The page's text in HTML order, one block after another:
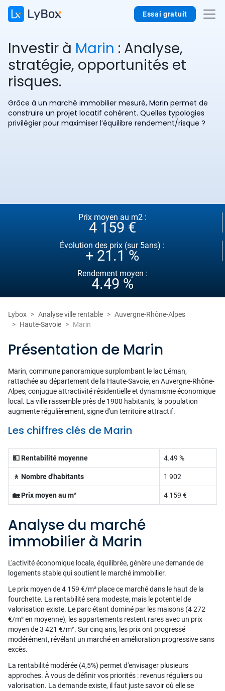
Essai gratuit
Investir à Marin : Analyse,
stratégie, opportunités et
risques.
Grâce à un marché immobilier mesuré, Marin permet de
construire un projet locatif cohérent. Quelles typologies
privilégier pour maximiser l’équilibre rendement/risque ?
Prix moyen au m2 :
4 159 €
Évolution des prix (sur 5ans) :
+ 21.1 %
Rendement moyen :
4.49 %
Lybox Analyse ville rentable
Auvergne-Rhône-Alpes
Haute-Savoie
Marin
Présentation de Marin
Marin, commune panoramique surplombant le lac Léman,
rattachée au département de la Haute-Savoie, en Auvergne-Rhône-
Alpes, conjugue attractivité résidentielle et dynamisme économique
local. La ville rassemble près de 1900 habitants, la population
augmente régulièrement, signe d'un territoire attractif.
Les chiffres clés de Marin
💵 Rentabilité moyenne 4.49 %
🚶 Nombre d'habitants 1 902
🏡 Prix moyen au m² 4 159 €
Analyse du marché
immobilier à Marin
L'activité économique locale, équilibrée, génère une demande de
logements stable qui soutient le marché immobilier.
Le prix moyen de 4 159 €/m² place ce marché dans le haut de la
fourchette. La rentabilité sera modeste, mais le potentiel de
valorisation existe. Le parc étant dominé par les maisons (4 272
€/m² en moyenne), les appartements restent rares avec un prix
moyen de 3 421 €/m². Sur cinq ans, les prix ont progressé
modérément, révélant un marché en amélioration progressive sans
excès.
La rentabilité modérée (4,5%) permet d'envisager plusieurs
approches. À vous de définir vos priorités : revenus réguliers ou
valorisation. La demande existe, il faut juste savoir où elle se